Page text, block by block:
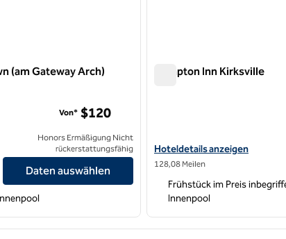
(am Gateway Arch)
Downtown anzeigen (am Gateway Arch)
Von* $120
Honors Ermäßigung Nicht
rückerstattungsfähig
Daten auswählen
Hampton Inn Kirksville
Hoteldetails für das Hampton
Hoteldetails anzeigen
128,08 Meilen
Frühstück im Preis
Innenpool